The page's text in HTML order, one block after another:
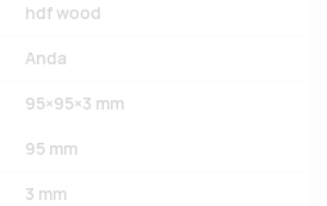
hdf wood
Anda
95×95×3 mm
95 mm
3 mm